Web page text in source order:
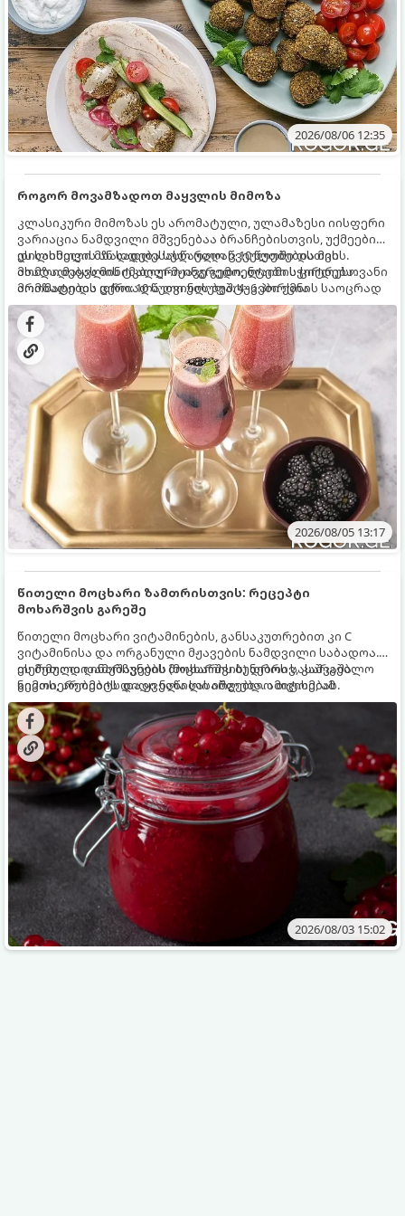
2026/08/06 12:35
როგორ მოვამზადოთ მაყვლის მიმოზა
კლასიკური მიმოზას ეს არომატული, ულამაზესი იისფერი
ვარიაცია ნამდვილი მშვენებაა ბრანჩებისთვის, უქმეების
დილისთვის ან სადღესასწაულო წვეულებებისთვის.
ახალი მაყვლის ტკბილ-მჟავე გემო, ლაიმის ციტრუსოვანი
არომატი და ცქრიალა ღვინის ბუშტუკები ქმნის საოცრად
დახვეწილ და მაგრილებელ კოქტეილს.
ეს სასმელი მზადდება სულ რაღაც 10 წუთში და მის
მომზადებას მინიმალური ინგრედიენტები სჭირდება.
მომზადების დრო: 10 წუთი ულუფა: 4–6 პორცია
2026/08/05 13:17
წითელი მოცხარი ზამთრისთვის: რეცეპტი
მოხარშვის გარეშე
წითელი მოცხარი ვიტამინების, განსაკუთრებით კი C
ვიტამინისა და ორგანული მჟავების ნამდვილი საბადოა.
თერმული დამუშავების (მოხარშვის) დროს სასარგებლო
ნივთიერებების დიდი ნაწილი იშლება. ამიტომ, ამ
კენკრის ზამთრისთვის შესანახად საუკეთესო გზა
„ცოცხალი ჯემის“ მომზადებაა - მოხარშვის გარეშე.
ეს მეთოდი ინარჩუნებს მოცხარის ბუნებრივ, კაშკაშა
გემოს, არომატს და ყველა სასარგებლო თვისებას.
2026/08/03 15:02